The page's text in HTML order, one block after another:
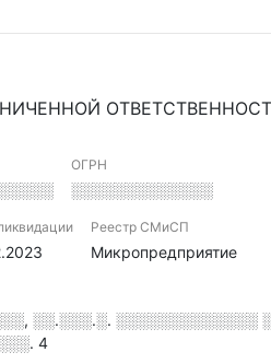
ОГРН
░░░░░░░░░░░░░
Реестр СМиСП
Микропредприятие
░░.░░░.░. ░░░░░░░░░░░░░
4